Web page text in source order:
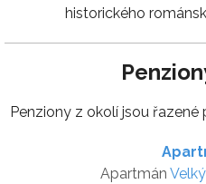
historického
Penziony z okolí jsou
Apartmán